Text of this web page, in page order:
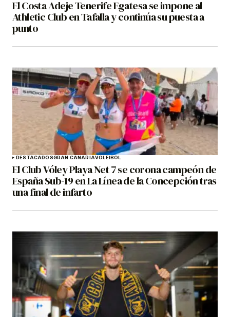
El Costa Adeje Tenerife Egatesa se impone al
Athletic Club en Tafalla y continúa su puesta a
punto
DESTACADOSGRAN CANARIAVOLEIBOL
El Club Vóley Playa Net 7 se corona campeón de
España Sub-19 en La Línea de la Concepción tras
una final de infarto